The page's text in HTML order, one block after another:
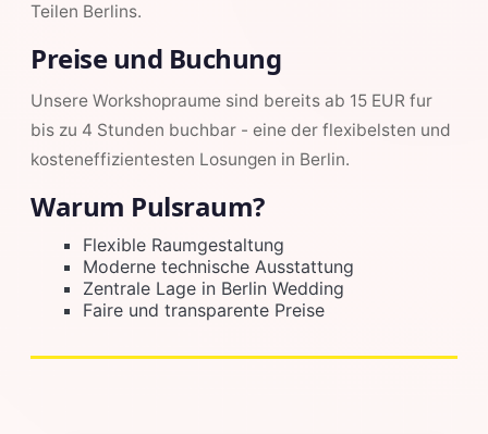
Teilen Berlins.
Preise und Buchung
Unsere Workshopraume sind bereits ab 15 EUR fur
bis zu 4 Stunden buchbar - eine der flexibelsten und
kosteneffizientesten Losungen in Berlin.
Warum Pulsraum?
Flexible Raumgestaltung
Moderne technische Ausstattung
Zentrale Lage in Berlin Wedding
Faire und transparente Preise